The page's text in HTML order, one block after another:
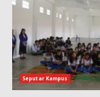
Seputar Kampus